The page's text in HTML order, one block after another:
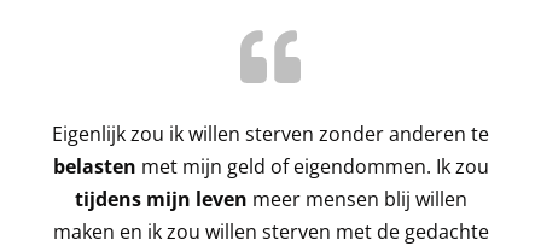
Eigenlijk zou ik willen sterven zonder anderen te
belasten met mijn geld of eigendommen. Ik zou
tijdens mijn leven meer mensen blij willen
maken en ik zou willen sterven met de gedachte